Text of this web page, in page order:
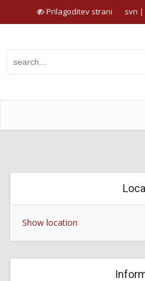
Prilagoditev strani svn |
Show location